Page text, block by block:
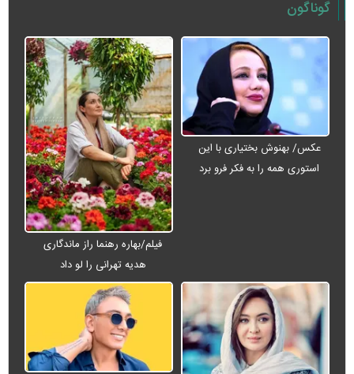
گوناگون
عکس/ بهنوش بختیاری با این
استوری همه را به فکر فرو برد
فیلم/بهاره رهنما راز ماندگاری
هدیه تهرانی را لو داد